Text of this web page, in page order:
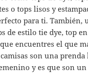
o tops lisos y
para ti. También,
de estilo tie dye, top
encuentres el que
son una prenda
y es que son